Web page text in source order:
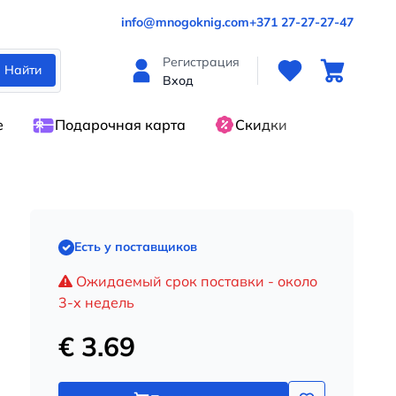
info@mnogoknig.com+371 27-27-27-47
Найти
Регистрация
Вход
Подарочная карта Скидки
Есть у поставщиков
Ожидаемый срок поставки - около
3-х недель
€ 3.69